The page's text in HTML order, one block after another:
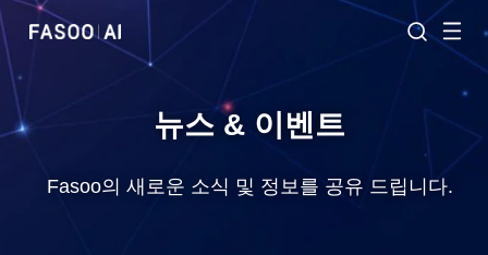
뉴스 & 이벤트
Fasoo의 새로운 소식 및 정보를 공유 드립니다.